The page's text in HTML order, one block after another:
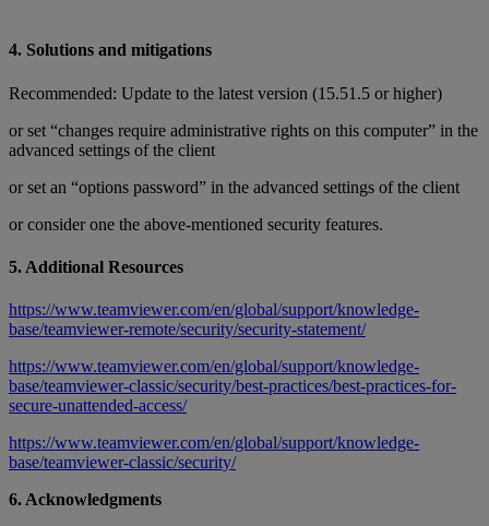
4. Solutions and mitigations
Recommended: Update to the latest version (15.51.5 or higher)
or set “changes require administrative rights on this computer” in the
advanced settings of the client
or set an “options password” in the advanced settings of the client
or consider one the above-mentioned security features.
5. Additional Resources
https://www.teamviewer.com/en/global/support/knowledge-
base/teamviewer-remote/security/security-statement/
https://www.teamviewer.com/en/global/support/knowledge-
base/teamviewer-classic/security/best-practices/best-practices-for-
secure-unattended-access/
https://www.teamviewer.com/en/global/support/knowledge-
base/teamviewer-classic/security/
6. Acknowledgments